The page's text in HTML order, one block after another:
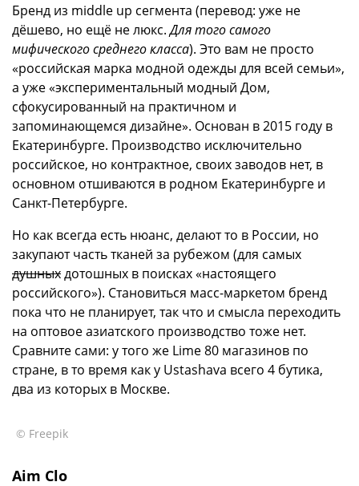
Бренд из middle up сегмента (перевод: уже не
дёшево, но ещё не люкс.Для того самого
мифического среднего класса). Это вам не просто
«российская марка модной одежды для всей семьи»,
а уже «экспериментальный модный Дом,
сфокусированный на практичном и
запоминающемся дизайне». Основан в 2015 году в
Екатеринбурге. Производство исключительно
российское, но контрактное, своих заводов нет, в
основном отшиваются в родном Екатеринбурге и
Санкт-Петербурге.
Но как всегда есть нюанс, делают то в России, но
закупают часть тканей за рубежом (для самых
душныхдотошных в поисках «настоящего
российского»). Становиться масс-маркетом бренд
пока что не планирует, так что и смысла переходить
на оптовое азиатского производство тоже нет.
Сравните сами: у того же Lime 80 магазинов по
стране, в то время как у Ustashava всего 4 бутика,
два из которых в Москве.
© Freepik
Aim Clo